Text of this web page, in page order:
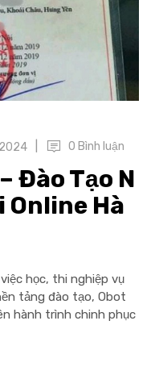
0 Bình luận
Đào Tạo N
Online Hà
học, thi nghiệp vụ
tảng đào tạo, Obot
hành trình chinh phục